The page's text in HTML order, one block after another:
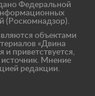
Федеральной
(Роскомнадзор).
объектами
«Двина
и приветствуется,
источник. Мнение
редакции.